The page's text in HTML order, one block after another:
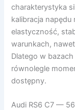
charakterystyka
kalibracja napędu
elastyczność,
warunkach,
Dlatego w
równolegle
dostępny.
Audi RS6 C7 —